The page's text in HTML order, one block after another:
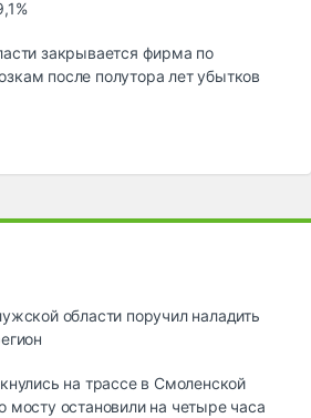
закрывается фирма по
после полутора лет убытков
области поручил наладить
на трассе в Смоленской
мосту остановили на четыре часа